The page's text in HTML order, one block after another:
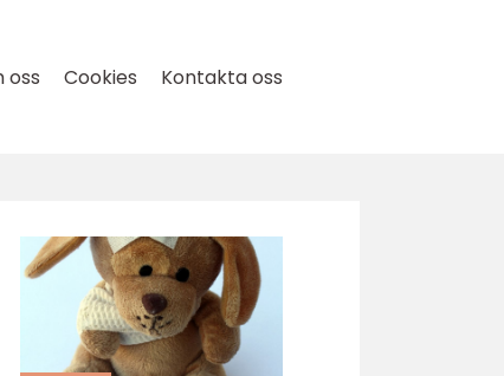
oss Cookies Kontakta oss